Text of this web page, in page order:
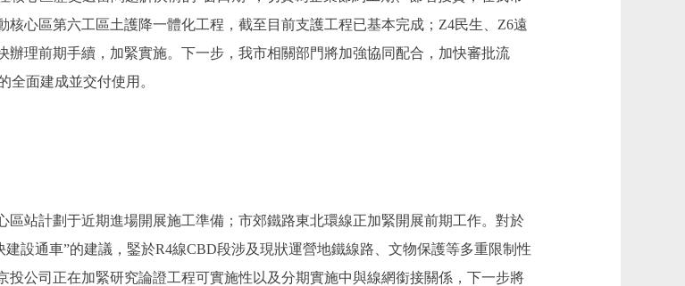
核心區第六工區土護降一體化工程，截至目前支護工程已基本完成；Z4民生、Z6遠
理前期手續，加緊實施。下一步，我市相關部門將加強協同配合，加快審批流
全面建成並交付使用。
站計劃于近期進場開展施工準備；市郊鐵路東北環線正加緊開展前期工作。對於
設通車”的建議，鋻於R4線CBD段涉及現狀運營地鐵線路、文物保護等多重限制性
公司正在加緊研究論證工程可實施性以及分期實施中與線網銜接關係，下一步將